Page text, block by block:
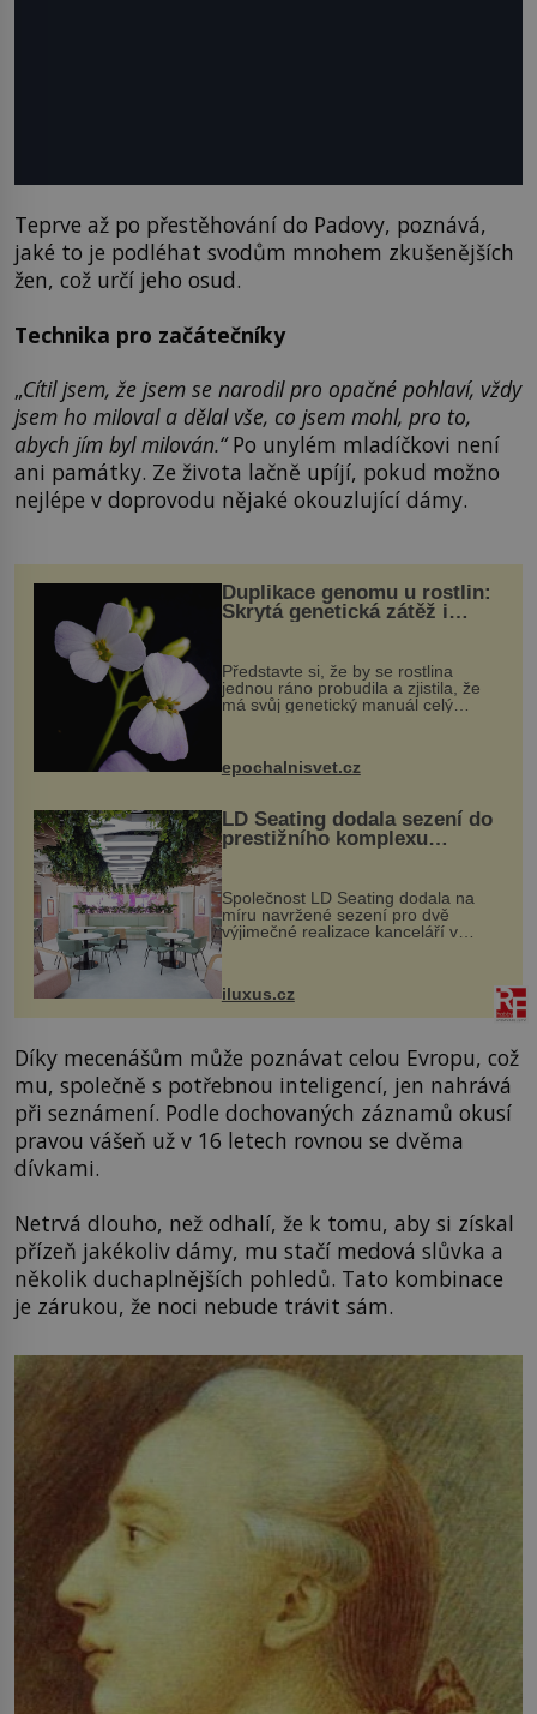
Teprve až po přestěhování do Padovy, poznává,
jaké to je podléhat svodům mnohem zkušenějších
žen, což určí jeho osud.
Technika pro začátečníky
„Cítil jsem, že jsem se narodil pro opačné pohlaví, vždy
jsem ho miloval a dělal vše, co jsem mohl, pro to,
abych jím byl milován.“Po unylém mladíčkovi není
ani památky. Ze života lačně upíjí, pokud možno
nejlépe v doprovodu nějaké okouzlující dámy.
Duplikace genomu u rostlin:
Skrytá genetická zátěž i
Představte si, že by se rostlina
jednou ráno probudila a zjistila, že
má svůj genetický manuál celý
vstupenka...
epochalnisvet.cz
LD Seating dodala sezení do
prestižního komplexu
MediaCityUK v Salfordu
Společnost LD Seating dodala na
míru navržené sezení pro dvě
výjimečné realizace kanceláří v
areálu MediaCityUK v anglickém
budov Media...
iluxus.cz
Díky mecenášům může poznávat celou Evropu, což
mu, společně s potřebnou inteligencí, jen nahrává
při seznámení. Podle dochovaných záznamů okusí
pravou vášeň už v 16 letech rovnou se dvěma
dívkami.
Netrvá dlouho, než odhalí, že k tomu, aby si získal
přízeň jakékoliv dámy, mu stačí medová slůvka a
několik duchaplnějších pohledů. Tato kombinace
je zárukou, že noci nebude trávit sám.